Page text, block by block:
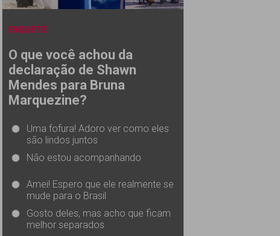
ENQUETE
O que você achou da
declaração de Shawn
Mendes para Bruna
Marquezine?
Uma fofura! Adoro ver como eles
são lindos juntos
Não estou acompanhando
Amei! Espero que ele realmente se
mude para o Brasil
Gosto deles, mas acho que ficam
melhor separados